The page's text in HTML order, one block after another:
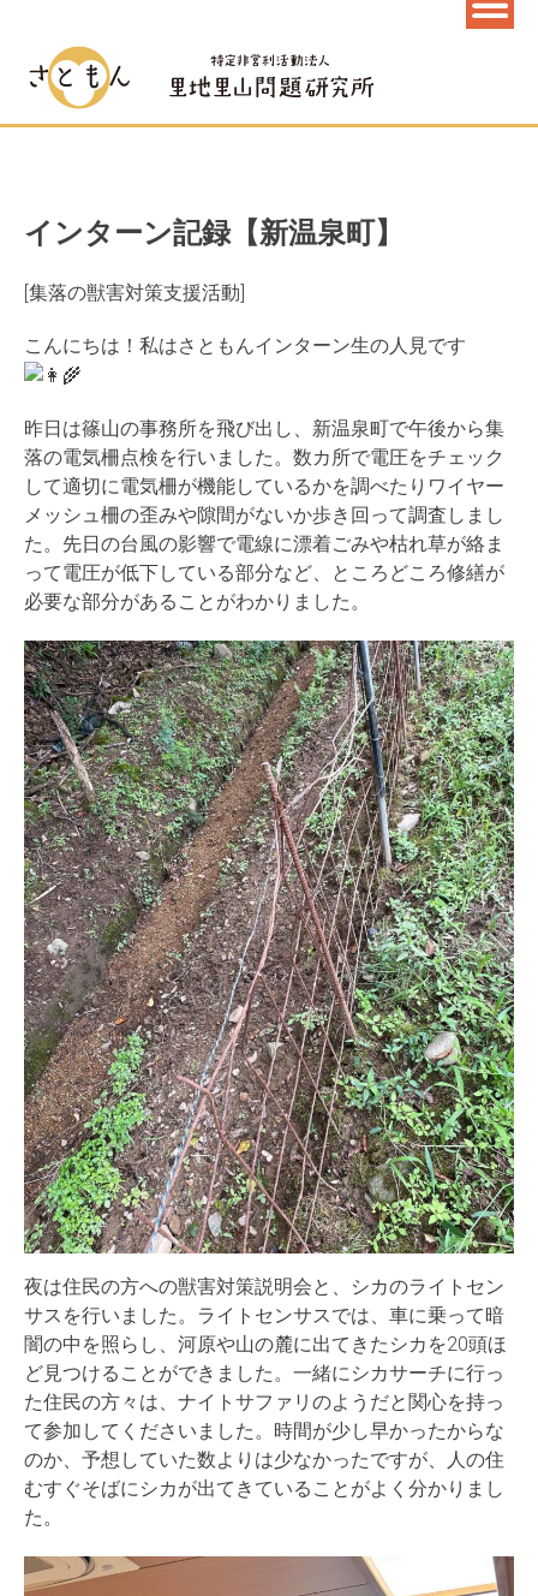
インターン記録【新温泉町】
[集落の獣害対策支援活動]
こんにちは！私はさともんインターン生の人見です
昨日は篠山の事務所を飛び出し、新温泉町で午後から集
落の電気柵点検を行いました。数カ所で電圧をチェック
して適切に電気柵が機能しているかを調べたりワイヤー
メッシュ柵の歪みや隙間がないか歩き回って調査しまし
た。先日の台風の影響で電線に漂着ごみや枯れ草が絡ま
って電圧が低下している部分など、ところどころ修繕が
必要な部分があることがわかりました。
夜は住民の方への獣害対策説明会と、シカのライトセン
サスを行いました。ライトセンサスでは、車に乗って暗
闇の中を照らし、河原や山の麓に出てきたシカを20頭ほ
ど見つけることができました。一緒にシカサーチに行っ
た住民の方々は、ナイトサファリのようだと関心を持っ
て参加してくださいました。時間が少し早かったからな
のか、予想していた数よりは少なかったですが、人の住
むすぐそばにシカが出てきていることがよく分かりまし
た。